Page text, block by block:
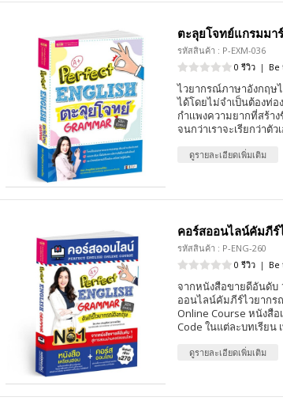
ตะลุยโจทย์แกรมมา
รหัสสินค้า : P-EXM-036
0 รีวิว |
ไวยากรณ์ภาษาอังกฤษ
ได้โดยไม่จำเป็นต้องท่
กำเเพงความยากที่สร้า
จนกว่าเราจะเรียกว่าตัว
ดูรายละเอียดเพิ่มเติม
คอร์สออนไลน์คัมภี
รหัสสินค้า : P-ENG-260
0 รีวิว |
จากหนังสือขายดีอันดับ
ออนไลน์คัมภีร์ไวยากร
Online Course หนังสื
Code ในแต่ละบทเรียน
ดูรายละเอียดเพิ่มเติม